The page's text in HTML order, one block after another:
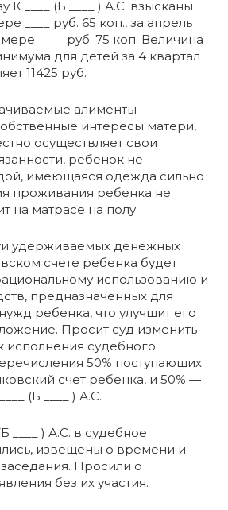
К ____ (Б ____ ) А.С. взысканы
____ руб. 65 коп., за апрель
____ руб. 75 коп. Величина
для детей за 4 квартал
11425 руб.
алименты
интересы матери,
осуществляет свои
ребенок не
имеющаяся одежда сильно
проживания ребенка не
на матрасе на полу.
удерживаемых денежных
счете ребенка будет
использованию и
предназначенных для
ребенка, что улучшит его
Просит суд изменить
исполнения судебного
50% поступающих
счет ребенка, и 50% —
(Б ____ ) А.С.
____ ) А.С. в судебное
извещены о времени и
Просили о
без их участия.